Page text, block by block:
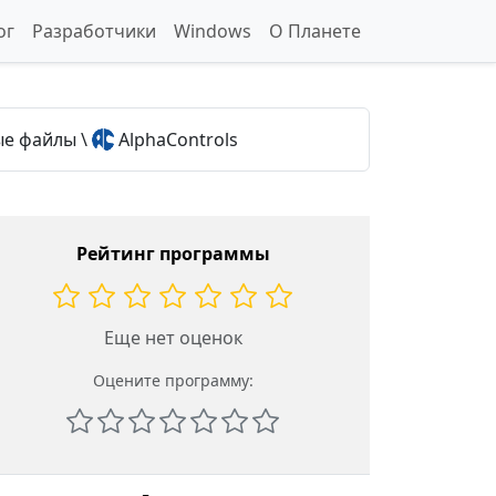
Разработчики Windows О Планете
файлы \ AlphaControls
Рейтинг программы
Еще нет оценок
Оцените программу: